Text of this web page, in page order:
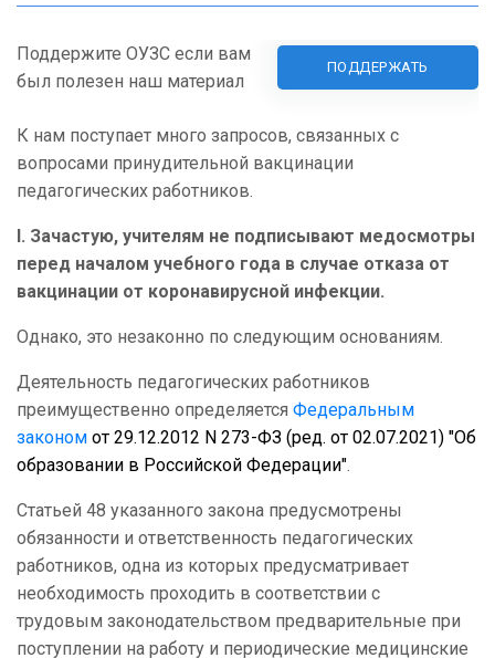
Поддержите ОУЗС если вам
был полезен наш материал
ПОДДЕРЖАТЬ
К нам поступает много запросов, связанных с
вопросами принудительной вакцинации
педагогических работников.
I. Зачастую, учителям не подписывают медосмотры
перед началом учебного года в случае отказа от
вакцинации от коронавирусной инфекции.
Однако, это незаконно по следующим основаниям.
Деятельность педагогических работников
преимущественно определяется Федеральным
законом от 29.12.2012 N 273-ФЗ (ред. от 02.07.2021) "Об
образовании в Российской Федерации".
Статьей 48 указанного закона предусмотрены
обязанности и ответственность педагогических
работников, одна из которых предусматривает
необходимость проходить в соответствии с
трудовым законодательством предварительные при
поступлении на работу и периодические медицинские